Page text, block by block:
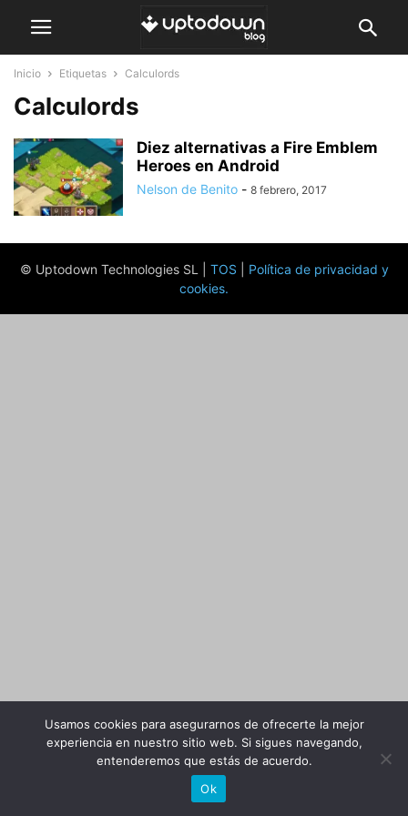
Inicio Etiquetas Calculords
Calculords
Diez alternativas a Fire Emblem
Heroes en Android
Nelson de Benito - 8 febrero, 2017
© Uptodown Technologies SL | TOS
Política de privacidad y
cookies.
Usamos cookies para asegurarnos de ofrecerte la mejor
experiencia en nuestro sitio web. Si sigues navegando,
entenderemos que estás de acuerdo.
Ok